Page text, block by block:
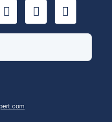
Facebook
Twitter